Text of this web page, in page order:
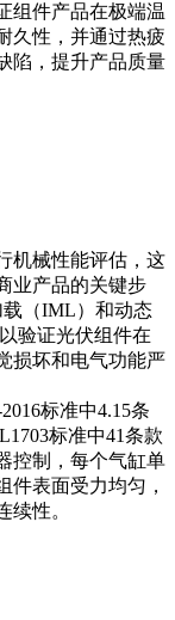
组件产品在极端温
久性，并通过热疲
陷，提升产品质量
机械性能评估，这
业产品的关键步
（IML）和动态
验证光伏组件在
损坏和电气功能严
标准中4.15条
标准中41条款
控制，每个气缸单
件表面受力均匀，
续性。